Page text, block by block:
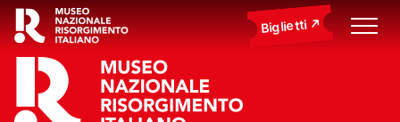
Biglietti